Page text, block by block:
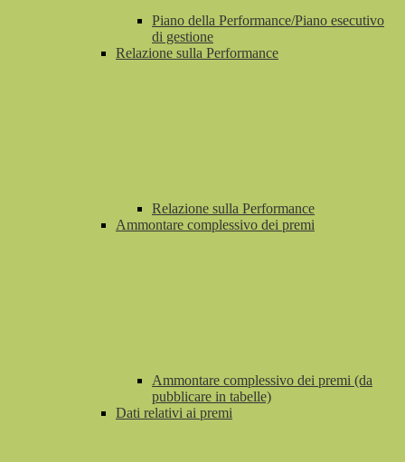
Piano della Performance/Piano esecutivo
di gestione
Relazione sulla Performance
Relazione sulla Performance
Ammontare complessivo dei premi
Ammontare complessivo dei premi (da
pubblicare in tabelle)
Dati relativi ai premi